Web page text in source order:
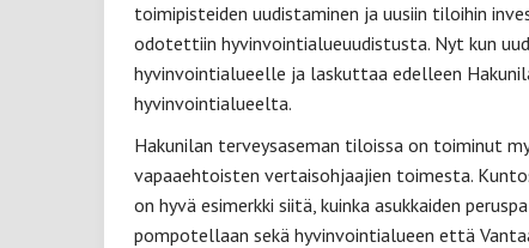
toimipisteiden uudistaminen ja uusiin tiloihin
odotettiin hyvinvointialueuudistusta. Nyt kun
hyvinvointialueelle ja laskuttaa edelleen
hyvinvointialueelta.
Hakunilan terveysaseman tiloissa on toiminut
vapaaehtoisten vertaisohjaajien toimesta.
on hyvä esimerkki siitä, kuinka asukkaiden
pompotellaan sekä hyvinvointialueen että